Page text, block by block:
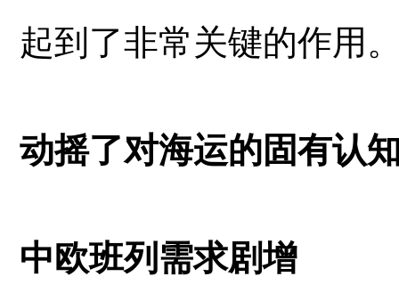
起到了非常关键的作用
动摇了对海运的固有认
中欧班列需求剧增